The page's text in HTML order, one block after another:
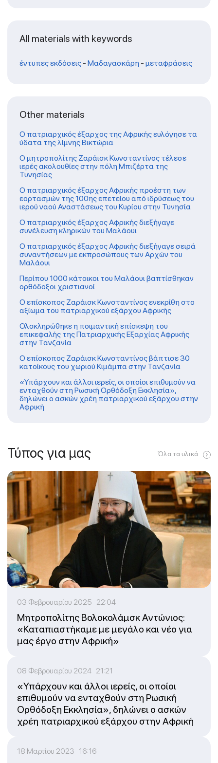
All materials with keywords
έντυπες εκδόσεις- Μαδαγασκάρη - μεταφράσεις
Other materials
Ο πατριαρχικός έξαρχος της Αφρικής ευλόγησε τα
ύδατα της λίμνης Βικτώρια
Ο μητροπολίτης Ζαράισκ Κωνσταντίνος τέλεσε
ιερές ακολουθίες στην πόλη Μπιζέρτα της
Τυνησίας
Ο πατριαρχικός έξαρχος Αφρικής προέστη των
εορτασμών της 100ης επετείου από ιδρύσεως του
ιερού ναού Αναστάσεως του Κυρίου στην Τυνησία
Ο πατριαρχικός έξαρχος Αφρικής διεξήγαγε
συνέλευση κληρικών του Μαλάουι
O πατριαρχικός έξαρχος Αφρικής διεξήγαγε σειρά
συναντήσεων με εκπροσώπους των Αρχών του
Μαλάουι
Περίπου 1000 κάτοικοι του Μαλάουι βαπτίσθηκαν
ορθόδοξοι χριστιανοί
Ο επίσκοπος Ζαράισκ Κωνσταντίνος ενεκρίθη στο
αξίωμα του πατριαρχικού εξάρχου Αφρικής
Ολοκληρώθηκε η ποιμαντική επίσκεψη του
επικεφαλής της Πατριαρχικής Εξαρχίας Αφρικής
στην Τανζανία
Ο επίσκοπος Ζαράισκ Κωνσταντίνος βάπτισε 30
κατοίκους του χωριού Κιμάμπα στην Τανζανία
«Υπάρχουν και άλλοι ιερείς, οι οποίοι επιθυμούν να
ενταχθούν στη Ρωσική Ορθόδοξη Εκκλησία»,
δηλώνει ο ασκών χρέη πατριαρχικού εξάρχου στην
Αφρική
Τύπος για μας Όλα τα υλικά
03 Φεβρουαρίου 2025 22:04
Μητροπολίτης Βολοκολάμσκ Αντώνιος:
«Καταπιαστήκαμε με μεγάλο και νέο για
μας έργο στην Αφρική»
08 Φεβρουαρίου 2024 21:21
«Υπάρχουν και άλλοι ιερείς, οι οποίοι
επιθυμούν να ενταχθούν στη Ρωσική
Ορθόδοξη Εκκλησία», δηλώνει ο ασκών
χρέη πατριαρχικού εξάρχου στην Αφρική
18 Μαρτίου 2023 16:16